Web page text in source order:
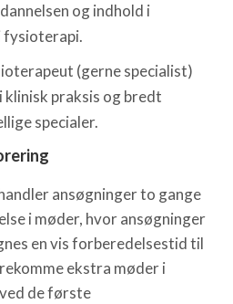
og indhold i
fysioterapi.
(gerne specialist)
klinisk praksis og bredt
specialer.
ansøgninger to gange
i møder, hvor ansøgninger
en vis forberedelsestid til
ekstra møder i
de første